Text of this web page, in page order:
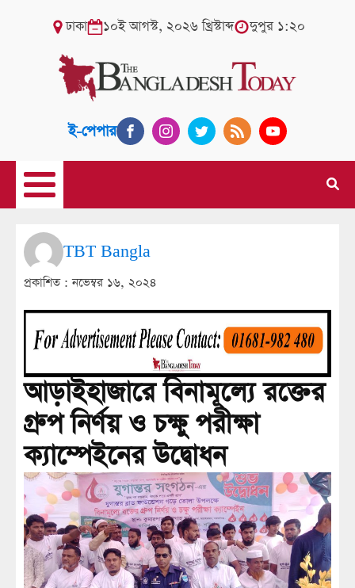
ঢাকা ১০ই আগস্ট, ২০২৬ খ্রিস্টাব্দ দুপুর ১:২০
ই-পেপার
TBT Bangla
প্রকাশিত :নভেম্বর ১৬, ২০২৪
আড়াইহাজারে বিনামূল্যে রক্তের
গ্রুপ নির্ণয় ও চক্ষু পরীক্ষা
ক্যাম্পেইনের উদ্বোধন